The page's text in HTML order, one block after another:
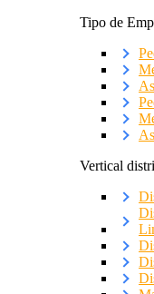
Tipo de
Vertical